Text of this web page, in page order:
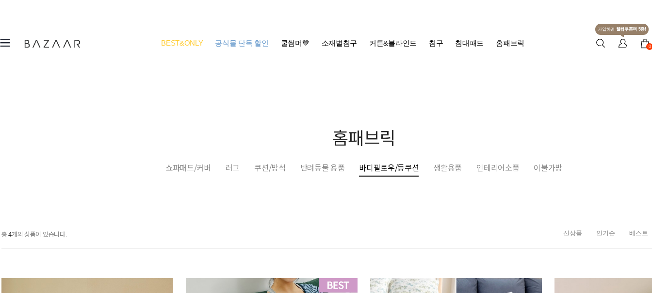
BEST&ONLY 공식몰 단독 할인 쿨썸머💙 소재별침구 커튼&블라인드 침구 침대패드 홈패브릭
가입하면 웰컴쿠폰팩 5종!
0
홈패브릭
쇼파패드/커버 러그 쿠션/방석 반려동물 용품 바디필로우/등쿠션 생활용품 인테리어소품 이불가방
총4개의 상품이 있습니다. 신상품 인기순 베스트